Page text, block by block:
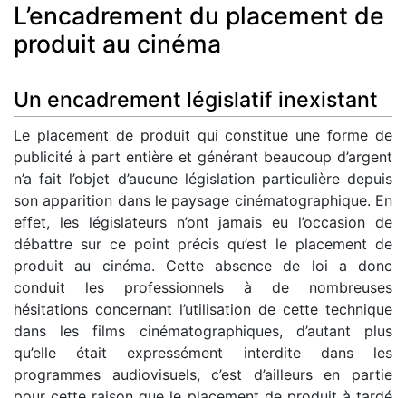
L’encadrement du placement de
produit au cinéma
Un encadrement législatif inexistant
Le placement de produit qui constitue une forme de
publicité à part entière et générant beaucoup d’argent
n’a fait l’objet d’aucune législation particulière depuis
son apparition dans le paysage cinématographique. En
effet, les législateurs n’ont jamais eu l’occasion de
débattre sur ce point précis qu’est le placement de
produit au cinéma. Cette absence de loi a donc
conduit les professionnels à de nombreuses
hésitations concernant l’utilisation de cette technique
dans les films cinématographiques, d’autant plus
qu’elle était expressément interdite dans les
programmes audiovisuels, c’est d’ailleurs en partie